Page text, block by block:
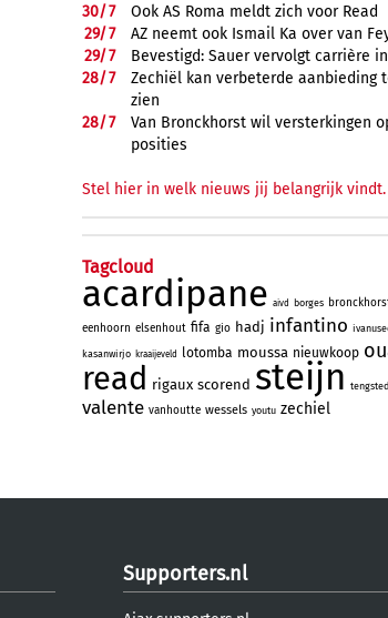
30/7
Ook AS Roma meldt zich voor Read
29/7
AZ neemt ook Ismail Ka over van
29/7
Bevestigd: Sauer vervolgt carrière
28/7
Zechiël kan verbeterde aanbieding
zien
28/7
Van Bronckhorst wil versterkingen
posities
Stel hier in welk nieuws jij belangrijk vindt.
Tagcloud
acardipane aivd borges
eenhoorn elsenhout fifa gio hadj infantino
kasanwirjo kraaijeveld lotomba moussa nieuwkoop
read rigaux scorend steijn
valente vanhoutte wessels youtu zechiel
Supporters.nl